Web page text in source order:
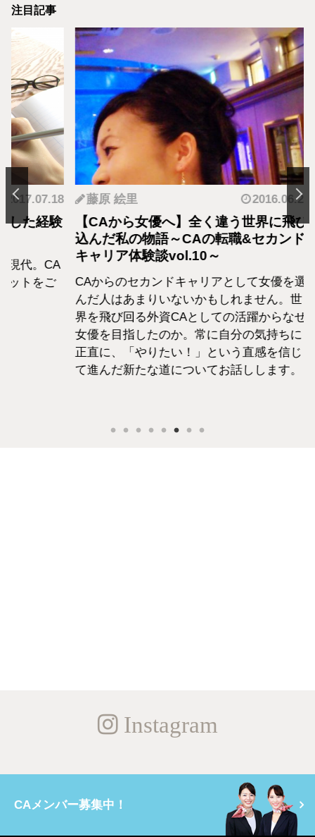
注目記事
験
CA
ご
藤原 絵里 2016.06.24
【CAから女優へ】全く違う世界に飛び
込んだ私の物語～CAの転職&セカンド
キャリア体験談vol.10～
CAからのセカンドキャリアとして女優を選
んだ人はあまりいないかもしれません。世
界を飛び回る外資CAとしての活躍からなぜ
女優を目指したのか。常に自分の気持ちに
正直に、「やりたい！」という直感を信じ
て進んだ新たな道についてお話しします。
結
CA
ト生
が
中で
を優
は人
いて
Instagram
CAメンバー募集中！